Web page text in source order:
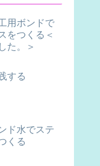
用ボンドで
をつくる＜
た。＞
する
ド水でステ
くる